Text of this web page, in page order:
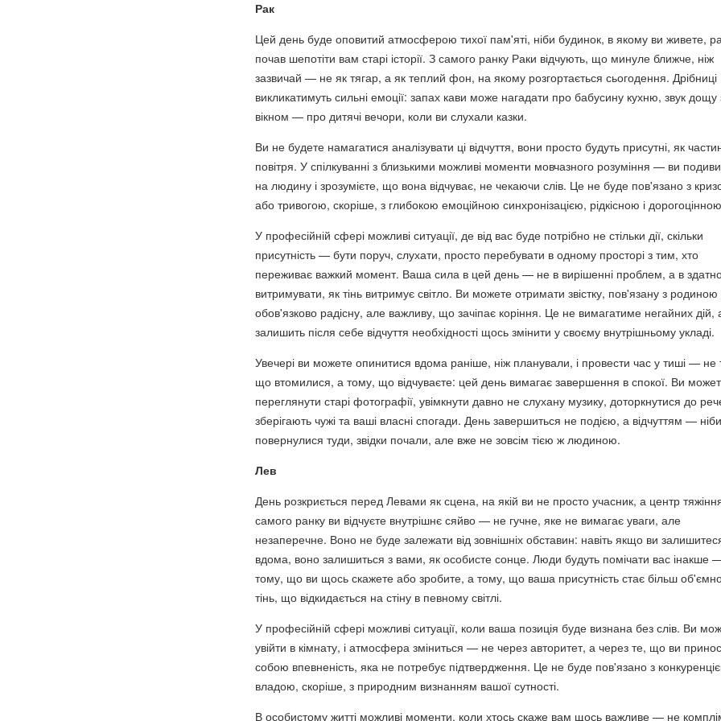
Рак
Цей день буде оповитий атмосферою тихої пам'яті, ніби будинок, в якому ви живете,
почав шепотіти вам старі історії. З самого ранку Раки відчують, що минуле ближче, ніж
зазвичай — не як тягар, а як теплий фон, на якому розгортається сьогодення. Дрібниці
викликатимуть сильні емоції: запах кави може нагадати про бабусину кухню, звук дощу
вікном — про дитячі вечори, коли ви слухали казки.
Ви не будете намагатися аналізувати ці відчуття, вони просто будуть присутні, як
повітря. У спілкуванні з близькими можливі моменти мовчазного розуміння — ви
на людину і зрозумієте, що вона відчуває, не чекаючи слів. Це не буде пов'язано з
або тривогою, скоріше, з глибокою емоційною синхронізацією, рідкісною і
У професійній сфері можливі ситуації, де від вас буде потрібно не стільки дії, скільки
присутність — бути поруч, слухати, просто перебувати в одному просторі з тим, хто
переживає важкий момент. Ваша сила в цей день — не в вирішенні проблем, а в
витримувати, як тінь витримує світло. Ви можете отримати звістку, пов'язану з
обов'язково радісну, але важливу, що зачіпає коріння. Це не вимагатиме негайних дій,
залишить після себе відчуття необхідності щось змінити у своєму внутрішньому укладі.
Увечері ви можете опинитися вдома раніше, ніж планували, і провести час у тиші — не
що втомилися, а тому, що відчуваєте: цей день вимагає завершення в спокої. Ви
переглянути старі фотографії, увімкнути давно не слухану музику, доторкнутися до
зберігають чужі та ваші власні спогади. День завершиться не подією, а відчуттям —
повернулися туди, звідки почали, але вже не зовсім тією ж людиною.
Лев
День розкриється перед Левами як сцена, на якій ви не просто учасник, а центр
самого ранку ви відчуєте внутрішнє сяйво — не гучне, яке не вимагає уваги, але
незаперечне. Воно не буде залежати від зовнішніх обставин: навіть якщо ви
вдома, воно залишиться з вами, як особисте сонце. Люди будуть помічати вас інакше
тому, що ви щось скажете або зробите, а тому, що ваша присутність стає більш
тінь, що відкидається на стіну в певному світлі.
У професійній сфері можливі ситуації, коли ваша позиція буде визнана без слів. Ви
увійти в кімнату, і атмосфера зміниться — не через авторитет, а через те, що ви
собою впевненість, яка не потребує підтвердження. Це не буде пов'язано з
владою, скоріше, з природним визнанням вашої сутності.
В особистому житті можливі моменти, коли хтось скаже вам щось важливе — не